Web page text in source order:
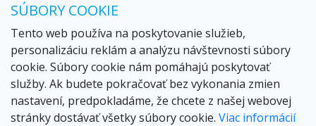
Maldivy.sk je značkou
Sídlo:Lazaretská 29, Bratislava 81109
Email:settour@settour.sk
Telefón: 02 529 279 17, 529 328 68-9
IČO: 36179825
IČ-DPH:SK2020057314
OR SRBratislava I. odd.: Sro, vložka: 29873/V
SÚBORY COOKIE
Tento web používa na poskytovanie služieb,
personalizáciu reklám a analýzu návštevnosti súbory
cookie. Súbory cookie nám pomáhajú poskytovať
služby. Ak budete pokračovať bez vykonania zmien
nastavení, predpokladáme, že chcete z našej webovej
stránky dostávať všetky súbory cookie. Viac informácií